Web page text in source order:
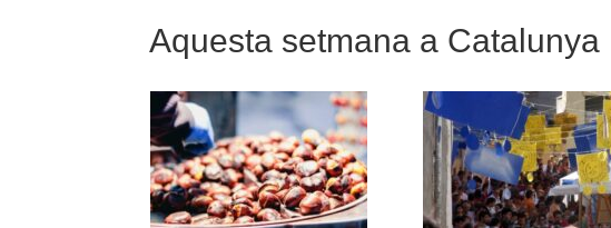
Aquesta setmana a Catalunya